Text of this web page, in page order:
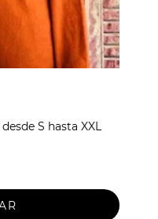
S hasta XXL